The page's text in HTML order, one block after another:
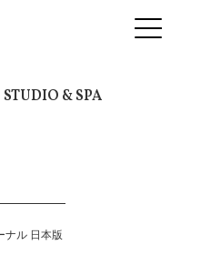
STUDIO & SPA
ナル 日本版